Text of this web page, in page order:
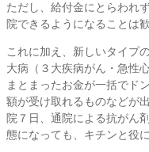
ただし、給付金にとらわれ
院できるようになることは
これに加え、新しいタイプ
大病（３大疾病がん・急性
まとまったお金が一括でド
額が受け取れるものなどが
院７日、通院による抗がん
態になっても、キチンと役